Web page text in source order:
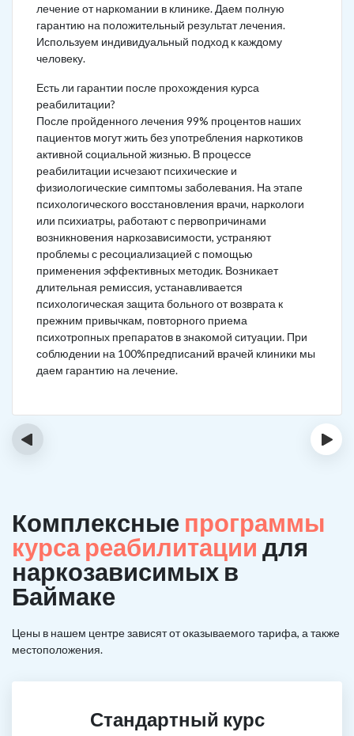
лечение от наркомании в клинике. Даем полную
гарантию на положительный результат лечения.
Используем индивидуальный подход к каждому
человеку.
Есть ли гарантии после прохождения курса
реабилитации?
После пройденного лечения 99% процентов наших
пациентов могут жить без употребления наркотиков
активной социальной жизнью. В процессе
реабилитации исчезают психические и
физиологические симптомы заболевания. На этапе
психологического восстановления врачи, наркологи
или психиатры, работают с первопричинами
возникновения наркозависимости, устраняют
проблемы с ресоциализацией с помощью
применения эффективных методик. Возникает
длительная ремиссия, устанавливается
психологическая защита больного от возврата к
прежним привычкам, повторного приема
психотропных препаратов в знакомой ситуации. При
соблюдении на 100%предписаний врачей клиники мы
даем гарантию на лечение.
‹ ›
Комплексные программы
курса реабилитации для
наркозависимых в
Баймаке
Цены в нашем центре зависят от оказываемого тарифа, а также
местоположения.
Стандартный курс